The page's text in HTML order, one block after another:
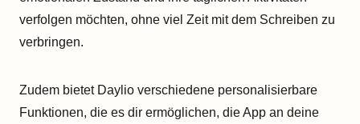
verfolgen möchten, ohne viel Zeit mit dem Schreiben zu
verbringen.
Zudem bietet Daylio verschiedene personalisierbare
Funktionen, die es dir ermöglichen, die App an deine